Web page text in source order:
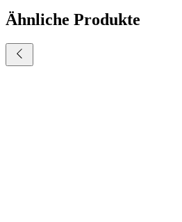
Ähnliche Produkte